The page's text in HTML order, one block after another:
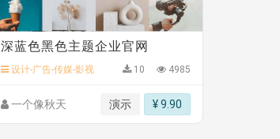
深蓝色黑色主题企业官网
设计-广告-传媒-影视 10 4985
一个像秋天 演示 ¥ 9.90